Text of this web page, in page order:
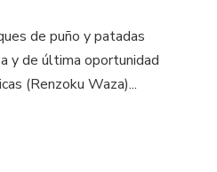
de puño y patadas
y de última oportunidad
(Renzoku Waza)...